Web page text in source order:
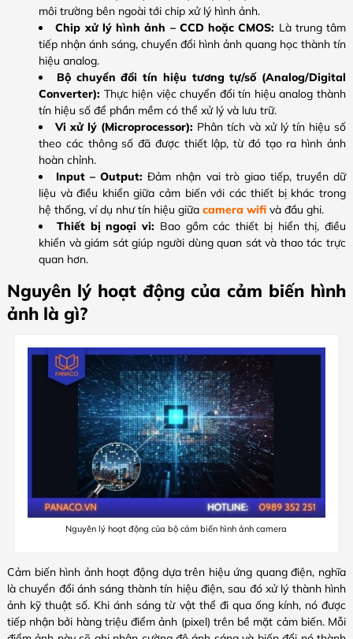
môi trường bên ngoài tới chip xử lý hình ảnh.
Chip xử lý hình ảnh – CCD hoặc CMOS: Là trung tâm
tiếp nhận ánh sáng, chuyển đổi hình ảnh quang học thành tín
hiệu analog.
Bộ chuyển đổi tín hiệu tương tự/số (Analog/Digital
Converter): Thực hiện việc chuyển đổi tín hiệu analog thành
tín hiệu số để phần mềm có thể xử lý và lưu trữ.
Vi xử lý (Microprocessor): Phân tích và xử lý tín hiệu số
theo các thông số đã được thiết lập, từ đó tạo ra hình ảnh
hoàn chỉnh.
Input – Output: Đảm nhận vai trò giao tiếp, truyền dữ
liệu và điều khiển giữa cảm biến với các thiết bị khác trong
hệ thống, ví dụ như tín hiệu giữa camera wifi và đầu ghi.
Thiết bị ngoại vi: Bao gồm các thiết bị hiển thị, điều
khiển và giám sát giúp người dùng quan sát và thao tác trực
quan hơn.
Nguyên lý hoạt động của cảm biến hình
ảnh là gì?
Nguyên lý hoạt động của bộ cảm biến hình ảnh camera
Cảm biến hình ảnh hoạt động dựa trên hiệu ứng quang điện, nghĩa
là chuyển đổi ánh sáng thành tín hiệu điện, sau đó xử lý thành hình
ảnh kỹ thuật số. Khi ánh sáng từ vật thể đi qua ống kính, nó được
tiếp nhận bởi hàng triệu điểm ảnh (pixel) trên bề mặt cảm biến. Mỗi